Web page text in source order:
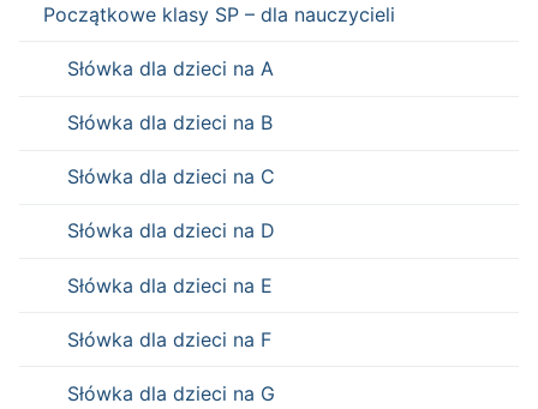
Początkowe klasy SP – dla nauczycieli
Słówka dla dzieci na A
Słówka dla dzieci na B
Słówka dla dzieci na C
Słówka dla dzieci na D
Słówka dla dzieci na E
Słówka dla dzieci na F
Słówka dla dzieci na G